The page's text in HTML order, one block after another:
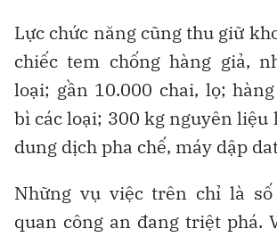
Lực chức năng cũng thu giữ
chiếc tem chống hàng giả,
loại; gần 10.000 chai, lọ;
bì các loại; 300 kg nguyên liệu
dung dịch pha chế, máy dập
Những vụ việc trên chỉ là
quan công an đang triệt phá.